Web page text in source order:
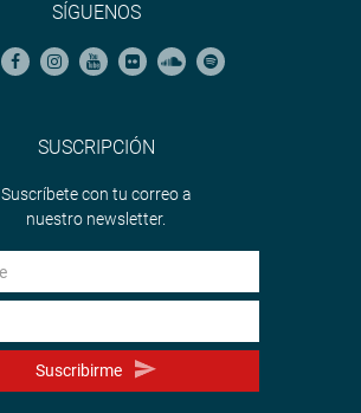
SÍGUENOS
SUSCRIPCIÓN
Suscríbete con tu correo a
nuestro newsletter.
Suscribirme